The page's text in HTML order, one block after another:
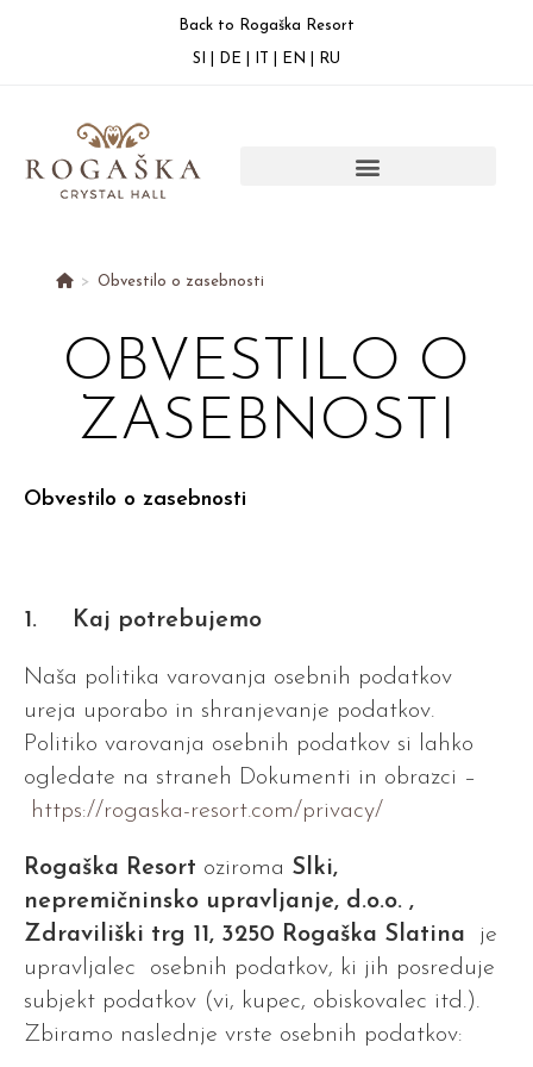
Back to Rogaška Resort
SI DE EN RU
> Obvestilo o zasebnosti
OBVESTILO O
ZASEBNOSTI
Obvestilo o zasebnosti
1. Kaj potrebujemo
Naša politika varovanja osebnih podatkov
ureja uporabo in shranjevanje podatkov.
Politiko varovanja osebnih podatkov si lahko
ogledate na straneh Dokumenti in obrazci –
https://rogaska-resort.com/privacy/
Rogaška Resort oziroma Slki,
nepremičninsko upravljanje, d.o.o. ,
Zdraviliški trg 11, 3250 Rogaška Slatina je
upravljalec osebnih podatkov, ki jih posreduje
subjekt podatkov (vi, kupec, obiskovalec itd.).
Zbiramo naslednje vrste osebnih podatkov: